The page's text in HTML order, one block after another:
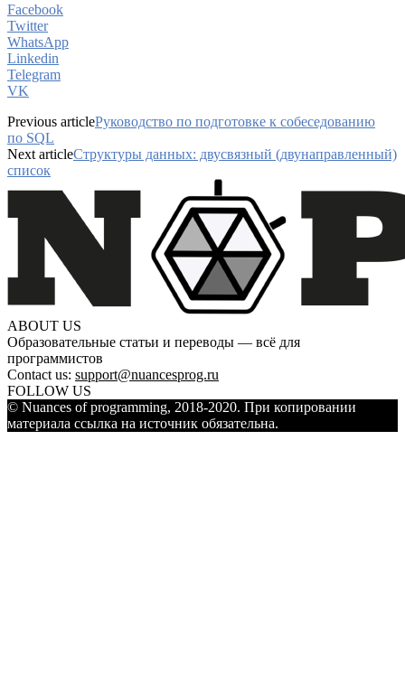
Facebook
Twitter
WhatsApp
Linkedin
Telegram
VK
Previous articleРуководство по подготовке к собеседованию
по SQL
Next articleСтруктуры данных: двусвязный (двунаправленный)
список
ABOUT US
Образовательные статьи и переводы — всё для
программистов
Contact us: support@nuancesprog.ru
FOLLOW US
© Nuances of programming, 2018-2020. При копировании
материала ссылка на источник обязательна.